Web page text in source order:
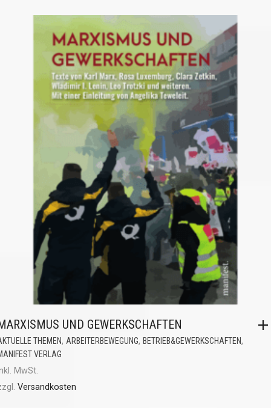
UND GEWERKSCHAFTEN
THEMEN, ARBEITERBEWEGUNG, BETRIEB&GEWERKSCHAFTEN,
VERLAG
MwSt.
Versandkosten